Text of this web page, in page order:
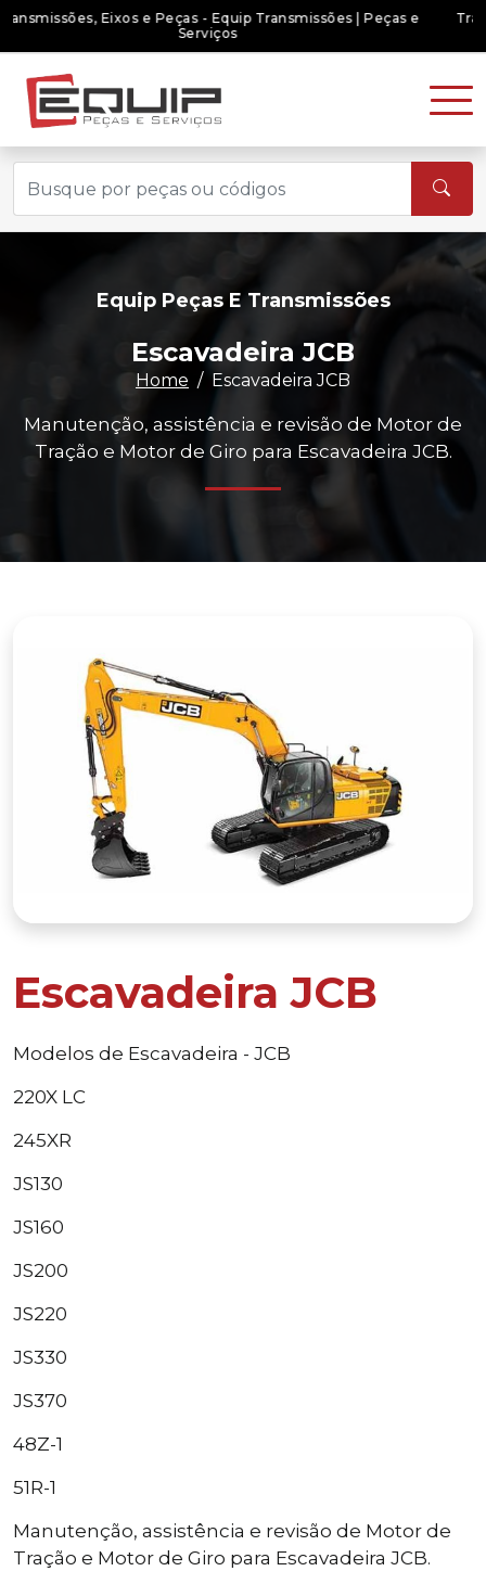
Transmissões, Eixos e Peças - Equip Transmissões | Peças e
Serviços
Equip Peças E Transmissões
Escavadeira JCB
Home Escavadeira JCB
Manutenção, assistência e revisão de Motor de
Tração e Motor de Giro para Escavadeira JCB.
Escavadeira JCB
Modelos de Escavadeira - JCB
220X LC
245XR
JS130
JS160
JS200
JS220
JS330
JS370
48Z-1
51R-1
Manutenção, assistência e revisão de Motor de
Tração e Motor de Giro para Escavadeira JCB.